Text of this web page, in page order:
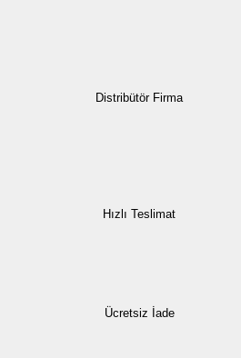
Distribütör Firma
Hızlı Teslimat
Ücretsiz İade